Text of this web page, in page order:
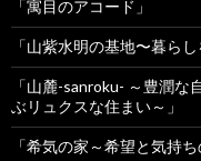
「寓目のアコード」
「山紫水明の基地〜暮ら
「山麓-sanroku- ～豊潤
ぶリュクスな住まい～」
「希気の家～希望と気持